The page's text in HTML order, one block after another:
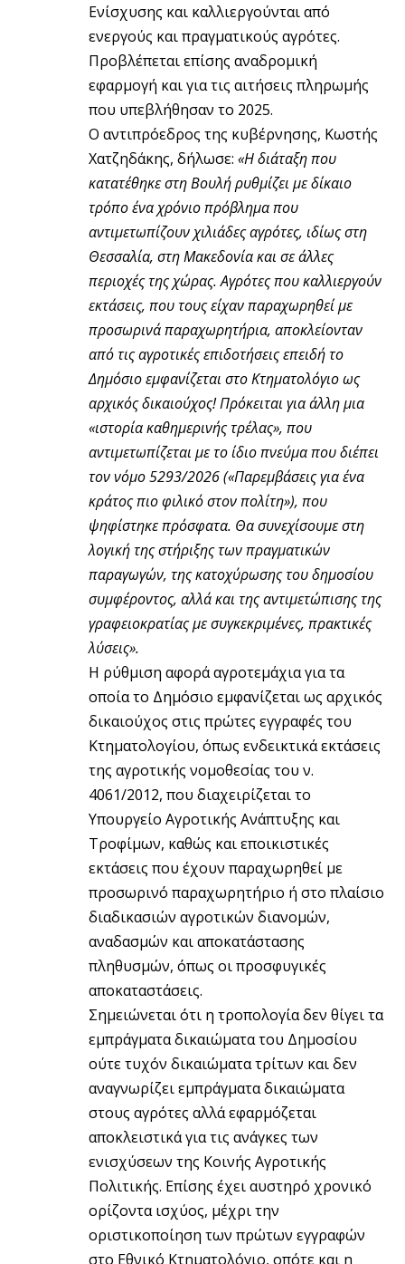
Ενίσχυσης και καλλιεργούνται από
ενεργούς και πραγματικούς αγρότες.
Προβλέπεται επίσης αναδρομική
εφαρμογή και για τις αιτήσεις πληρωμής
που υπεβλήθησαν το 2025.
Ο αντιπρόεδρος της κυβέρνησης, Κωστής
Χατζηδάκης, δήλωσε: «Η διάταξη που
κατατέθηκε στη Βουλή ρυθμίζει με δίκαιο
τρόπο ένα χρόνιο πρόβλημα που
αντιμετωπίζουν χιλιάδες αγρότες, ιδίως στη
Θεσσαλία, στη Μακεδονία και σε άλλες
περιοχές της χώρας. Αγρότες που καλλιεργούν
εκτάσεις, που τους είχαν παραχωρηθεί με
προσωρινά παραχωρητήρια, αποκλείονταν
από τις αγροτικές επιδοτήσεις επειδή το
Δημόσιο εμφανίζεται στο Κτηματολόγιο ως
αρχικός δικαιούχος! Πρόκειται για άλλη μια
«ιστορία καθημερινής τρέλας», που
αντιμετωπίζεται με το ίδιο πνεύμα που διέπει
τον νόμο 5293/2026 («Παρεμβάσεις για ένα
κράτος πιο φιλικό στον πολίτη»), που
ψηφίστηκε πρόσφατα. Θα συνεχίσουμε στη
λογική της στήριξης των πραγματικών
παραγωγών, της κατοχύρωσης του δημοσίου
συμφέροντος, αλλά και της αντιμετώπισης της
γραφειοκρατίας με συγκεκριμένες, πρακτικές
λύσεις».
Η ρύθμιση αφορά αγροτεμάχια για τα
οποία το Δημόσιο εμφανίζεται ως αρχικός
δικαιούχος στις πρώτες εγγραφές του
Κτηματολογίου, όπως ενδεικτικά εκτάσεις
της αγροτικής νομοθεσίας του ν.
4061/2012, που διαχειρίζεται το
Υπουργείο Αγροτικής Ανάπτυξης και
Τροφίμων, καθώς και εποικιστικές
εκτάσεις που έχουν παραχωρηθεί με
προσωρινό παραχωρητήριο ή στο πλαίσιο
διαδικασιών αγροτικών διανομών,
αναδασμών και αποκατάστασης
πληθυσμών, όπως οι προσφυγικές
αποκαταστάσεις.
Σημειώνεται ότι η τροπολογία δεν θίγει τα
εμπράγματα δικαιώματα του Δημοσίου
ούτε τυχόν δικαιώματα τρίτων και δεν
αναγνωρίζει εμπράγματα δικαιώματα
στους αγρότες αλλά εφαρμόζεται
αποκλειστικά για τις ανάγκες των
ενισχύσεων της Κοινής Αγροτικής
Πολιτικής. Επίσης έχει αυστηρό χρονικό
ορίζοντα ισχύος, μέχρι την
οριστικοποίηση των πρώτων εγγραφών
στο Εθνικό Κτηματολόγιο, οπότε και η